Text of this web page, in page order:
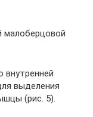
малоберцовой
внутренней
выделения
(рис. 5).